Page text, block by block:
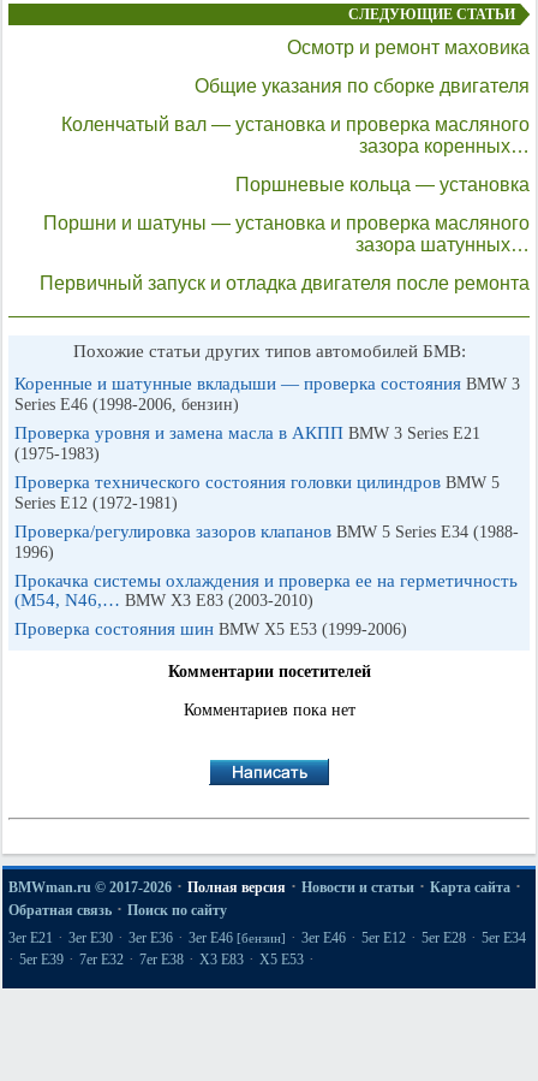
СЛЕДУЮЩИЕ СТАТЬИ
Осмотр и ремонт маховика
Общие указания по сборке двигателя
Коленчатый вал — установка и проверка масляного
зазора коренных…
Поршневые кольца — установка
Поршни и шатуны — установка и проверка масляного
зазора шатунных…
Первичный запуск и отладка двигателя после ремонта
Похожие статьи других типов автомобилей БМВ:
Коренные и шатунные вкладыши — проверка состояния BMW 3
Series E46 (1998-2006, бензин)
Проверка уровня и замена масла в АКПП BMW 3 Series E21
(1975-1983)
Проверка технического состояния головки цилиндров BMW 5
Series E12 (1972-1981)
Проверка/регулировка зазоров клапанов BMW 5 Series E34 (1988-
1996)
Прокачка системы охлаждения и проверка ее на герметичность
(М54, N46,… BMW X3 E83 (2003-2010)
Проверка состояния шин BMW X5 E53 (1999-2006)
Комментарии посетителей
Комментариев пока нет
BMWman.ru © 2017-2026 · Полная версия · Новости и статьи · Карта сайта ·
Обратная связь · Поиск по сайту
3er E21 · 3er E30 · 3er E36 · 3er E46 [бензин] · 3er E46 · 5er E12 · 5er E28 · 5er E34
· 5er E39 · 7er E32 · 7er E38 · X3 E83 · X5 E53 ·